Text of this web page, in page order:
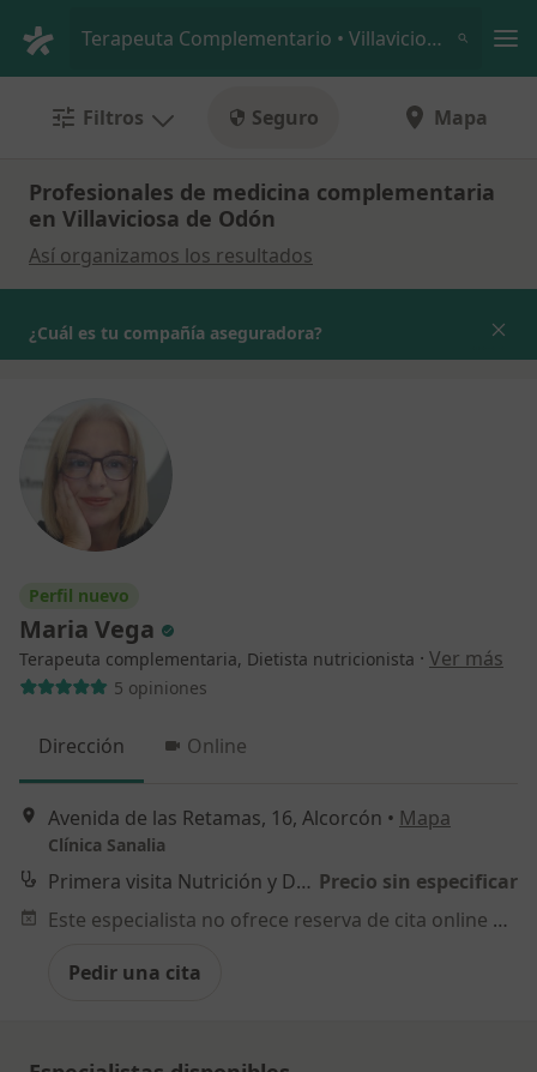
Terapeuta Complementario • Villaviciosa de Odón, Madrid
Filtros Seguro Mapa
Profesionales de medicina complementaria
en Villaviciosa de Odón
Así organizamos los resultados
¿Cuál es tu compañía aseguradora?
Perfil nuevo
Maria Vega
Terapeuta complementaria, Dietista nutricionista · Ver más
5 opiniones
Dirección Online
Avenida de las Retamas, 16, Alcorcón • Mapa
Clínica Sanalia
Primera visita Nutrición y Dietética Precio sin especificar
Este especialista no ofrece reserva de cita online en esta dirección.
Pedir una cita